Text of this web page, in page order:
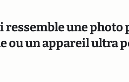
ressemble une
ou un appareil ultra